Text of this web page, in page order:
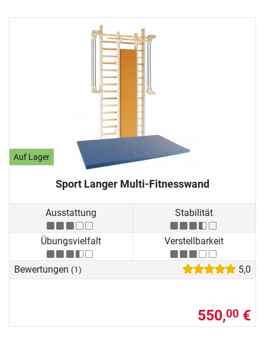
Auf Lager
Sport Langer Multi-Fitnesswand
Ausstattung Stabilität
Übungsvielfalt Verstellbarkeit
Bewertungen (1) 5,0
550,00 €